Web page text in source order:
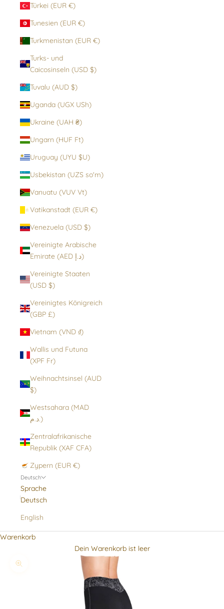
Türkei (EUR €)
Tunesien (EUR €)
Turkmenistan (EUR €)
Turks- und
Caicosinseln (USD $)
Tuvalu (AUD $)
Uganda (UGX USh)
Ukraine (UAH ₴)
Ungarn (HUF Ft)
Uruguay (UYU $U)
Usbekistan (UZS so'm)
Vanuatu (VUV Vt)
Vatikanstadt (EUR €)
Venezuela (USD $)
Vereinigte Arabische
Emirate (AED د.إ)
Vereinigte Staaten
(USD $)
Vereinigtes Königreich
(GBP £)
Vietnam (VND ₫)
Wallis und Futuna
(XPF Fr)
Weihnachtsinsel (AUD
$)
Westsahara (MAD
د.م.)
Zentralafrikanische
Republik (XAF CFA)
Zypern (EUR €)
Deutsch
Sprache
Deutsch
English
Warenkorb
Dein Warenkorb ist leer
Bild vergrößern